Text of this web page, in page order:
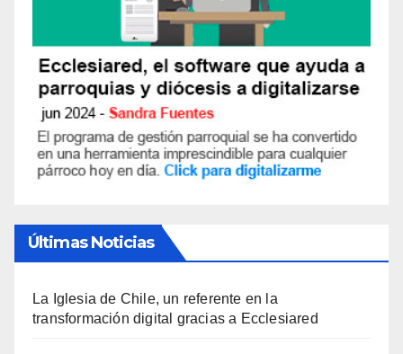
Últimas Noticias
La Iglesia de Chile, un referente en la
transformación digital gracias a Ecclesiared